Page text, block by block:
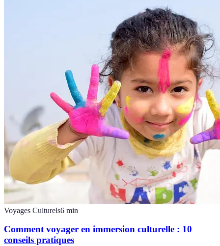
Voyages Culturels6 min
Comment voyager en immersion culturelle : 10
conseils pratiques